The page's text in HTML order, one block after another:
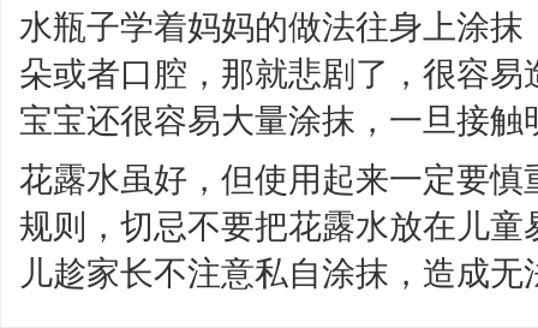
水瓶子学着妈妈的做法往身上涂
朵或者口腔，那就悲剧了，很容
宝宝还很容易大量涂抹，一旦接
花露水虽好，但使用起来一定要
规则，切忌不要把花露水放在儿
儿趁家长不注意私自涂抹，造成